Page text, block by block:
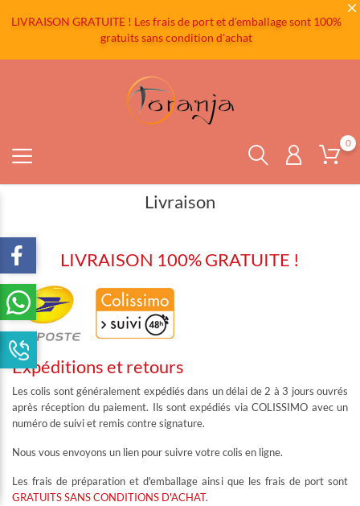
LIVRAISON GRATUITE ! Les frais de port et d'emballage sont 100%
gratuits sans condition d'achat
0
Livraison
LIVRAISON 100% GRATUITE !
Expéditions et retours
Les colis sont généralement expédiés dans un délai de 2 à 3 jours ouvrés
après réception du paiement. Ils sont expédiés via COLISSIMO avec un
numéro de suivi et remis contre signature.
Nous vous envoyons un lien pour suivre votre colis en ligne.
Les frais de préparation et d'emballage ainsi que les frais de port sont
GRATUITS SANS CONDITIONS D'ACHAT.